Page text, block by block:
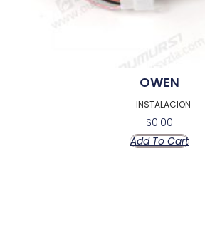
OWEN
INSTALACION
$0.00
Add To Cart